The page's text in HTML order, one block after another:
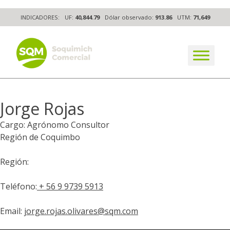
to
content
INDICADORES: UF: 40,844.79 Dólar observado: 913.86 UTM: 71,649
The worldwide business formula
Jorge Rojas
Cargo: Agrónomo Consultor
Región de Coquimbo
Región:
Teléfono: + 56 9 9739 5913
Email: jorge.rojas.olivares@sqm.com